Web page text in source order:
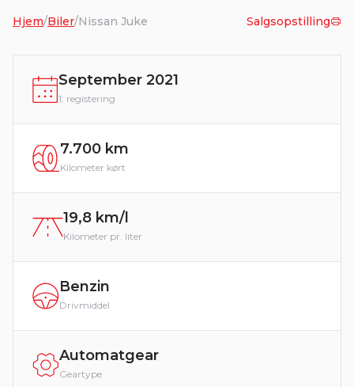
Hjem/Biler/Nissan Juke Salgsopstilling
September 2021
1. registering
7.700 km
Kilometer kørt
19,8 km/l
Kilometer pr. liter
Benzin
Drivmiddel
Automatgear
Geartype